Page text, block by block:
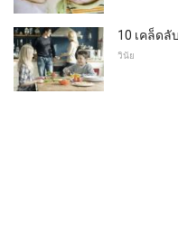
10 เคล็ด
วินัย